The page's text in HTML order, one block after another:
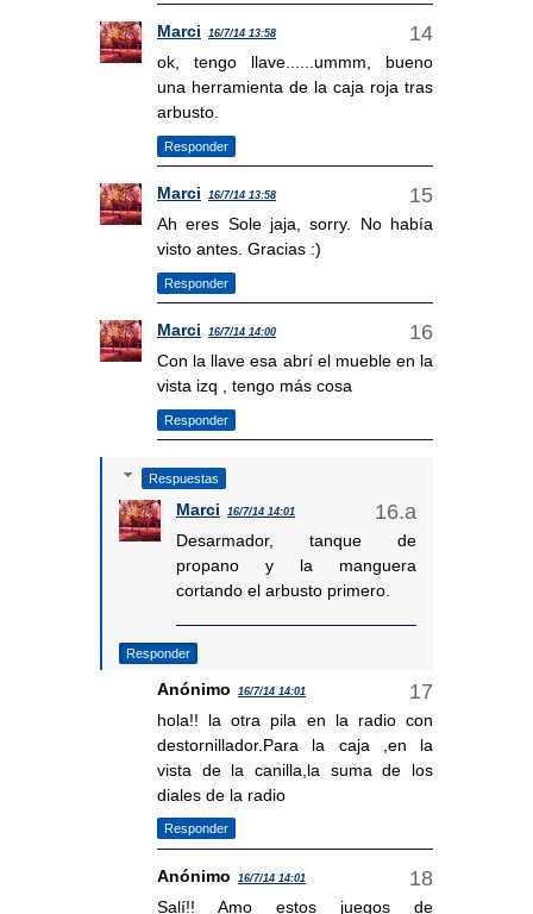
Marci 16/7/14 13:58
ok, tengo llave......ummm, bueno
una herramienta de la caja roja tras
arbusto.
Responder
Marci 16/7/14 13:58
Ah eres Sole jaja, sorry. No había
visto antes. Gracias :)
Responder
Marci 16/7/14 14:00
Con la llave esa abrí el mueble en la
vista izq , tengo más cosa
Responder
Respuestas
Marci 16/7/14 14:01
Desarmador, tanque de
propano y la manguera
cortando el arbusto primero.
Responder
Anónimo 16/7/14 14:01
hola!! la otra pila en la radio con
destornillador.Para la caja ,en la
vista de la canilla,la suma de los
diales de la radio
Responder
Anónimo 16/7/14 14:01
Salí!! Amo estos juegos de